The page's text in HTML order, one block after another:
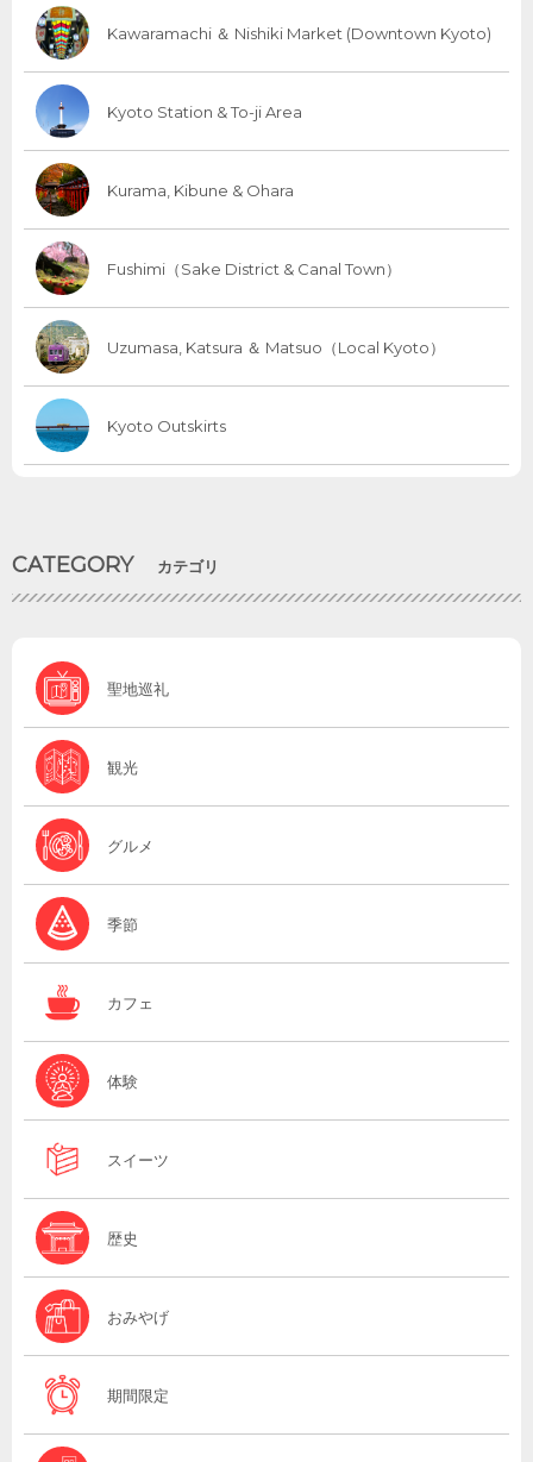
Kawaramachi ＆ Nishiki Market (Downtown Kyoto)
Kyoto Station & To-ji Area
Kurama, Kibune & Ohara
Fushimi（Sake District & Canal Town）
Uzumasa, Katsura ＆ Matsuo（Local Kyoto）
Kyoto Outskirts
CATEGORY カテゴリ
聖地巡礼
観光
グルメ
季節
カフェ
体験
スイーツ
歴史
おみやげ
期間限定